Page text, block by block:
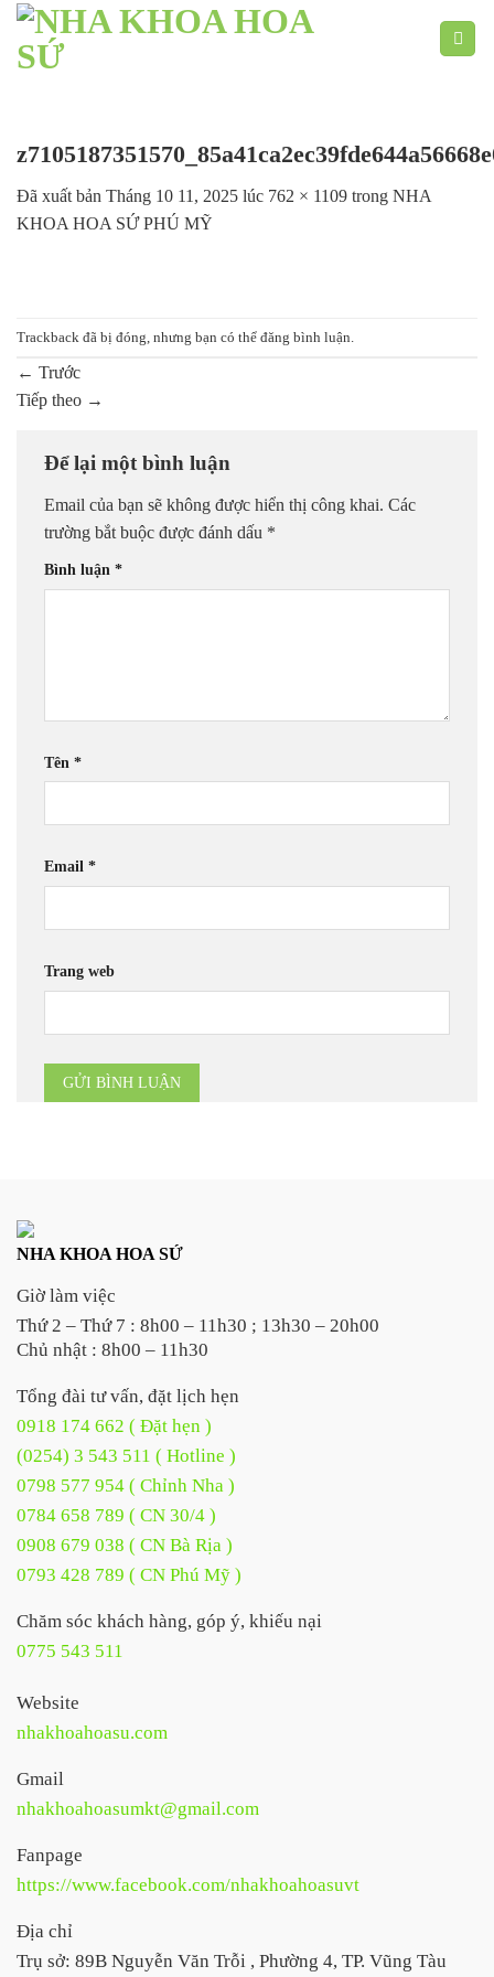
Chuyển
nội
Đã xuất bản Tháng 10 11, 2025 lúc 762 × 1109 trong NHA
KHOA HOA SỨ PHÚ MỸ
Trackback đã bị đóng, nhưng bạn có thể đăng bình luận
← Trước
Tiếp theo →
Để lại một bình luận
Email của bạn sẽ không được hiển thị công khai. Các
trường bắt buộc được đánh dấu *
Bình luận *
Tên *
Email *
Trang web
NHA KHOA HOA SỨ
Giờ làm việc
Thứ 2 – Thứ 7 : 8h00 – 11h30 ; 13h30 – 20h00
Chủ nhật : 8h00 – 11h30
Tổng đài tư vấn, đặt lịch hẹn
0918 174 662 ( Đặt hẹn )
(0254) 3 543 511 ( Hotline )
0798 577 954 ( Chỉnh Nha )
0784 658 789 ( CN 30/4 )
0908 679 038 ( CN Bà Rịa )
0793 428 789 ( CN Phú Mỹ )
Chăm sóc khách hàng, góp ý, khiếu nại
0775 543 511
Website
nhakhoahoasu.com
Gmail
nhakhoahoasumkt@gmail.com
Fanpage
https://www.facebook.com/nhakhoahoasuvt
Địa chỉ
Trụ sở: 89B Nguyễn Văn Trỗi , Phường 4, TP. Vũng Tàu